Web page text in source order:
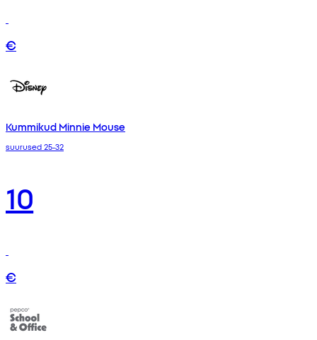
€
Kummikud Minnie Mouse
suurused 25-32
10
€